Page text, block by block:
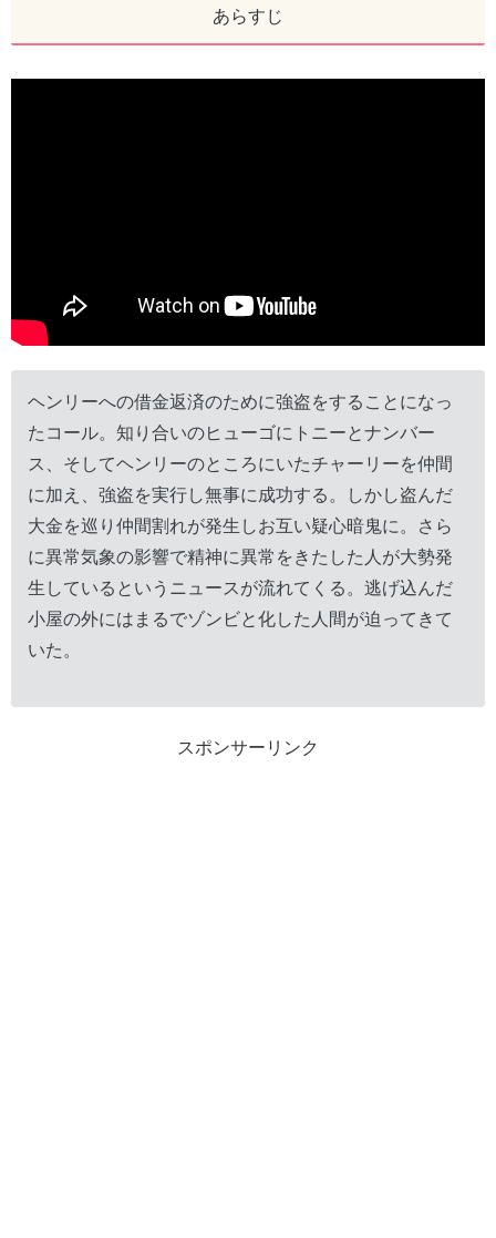
あらすじ
ヘンリーへの借金返済のために強盗をすることになっ
たコール。知り合いのヒューゴにトニーとナンバー
ス、そしてヘンリーのところにいたチャーリーを仲間
に加え、強盗を実行し無事に成功する。しかし盗んだ
大金を巡り仲間割れが発生しお互い疑心暗鬼に。さら
に異常気象の影響で精神に異常をきたした人が大勢発
生しているというニュースが流れてくる。逃げ込んだ
小屋の外にはまるでゾンビと化した人間が迫ってきて
いた。
スポンサーリンク